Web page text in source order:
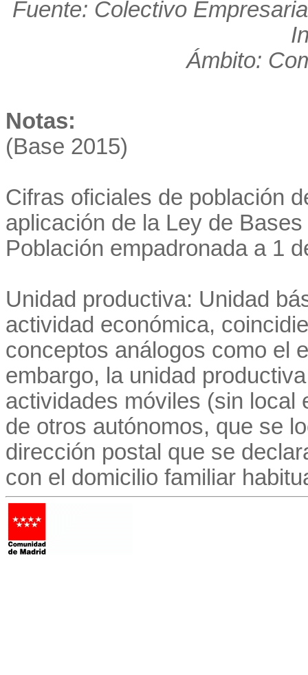
Fuente: Colectivo
Ámbito:
Notas:
(Base 2015)
Cifras oficiales de población
aplicación de la Ley de
Población empadronada a 1
Unidad productiva: Unidad
actividad económica,
conceptos análogos como el
embargo, la unidad
actividades móviles (sin
de otros autónomos, que se
dirección postal que se
con el domicilio familiar